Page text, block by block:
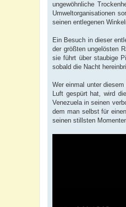
ungewöhnliche
Umweltorganisationen
seinen entlegenen
Ein Besuch in dieser
der größten ungelösten
sie führt über staubige
sobald die Nacht
Wer einmal unter
Luft gespürt hat, wird
Venezuela in seinen
dem man selbst für
seinen stillsten